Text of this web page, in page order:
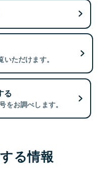
ただけます。
る
をお調べします。
る情報